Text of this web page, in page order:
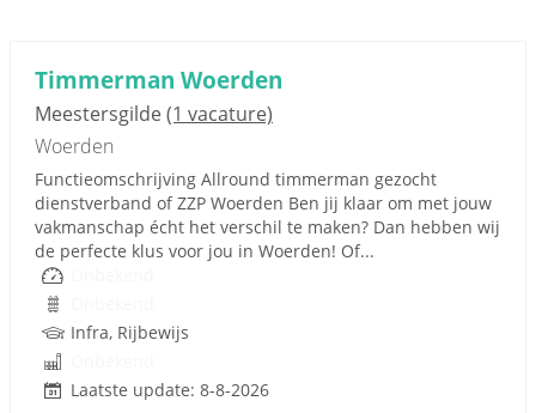
Timmerman Woerden
Meestersgilde(1 vacature)
Woerden
Functieomschrijving Allround timmerman gezocht
dienstverband of ZZP Woerden Ben jij klaar om met jouw
vakmanschap écht het verschil te maken? Dan hebben wij
de perfecte klus voor jou in Woerden! Of...
Infra, Rijbewijs
Laatste update: 8-8-2026